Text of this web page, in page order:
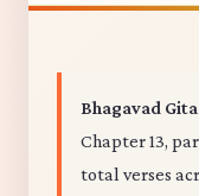
Bhagavad
Chapter 13,
total verses